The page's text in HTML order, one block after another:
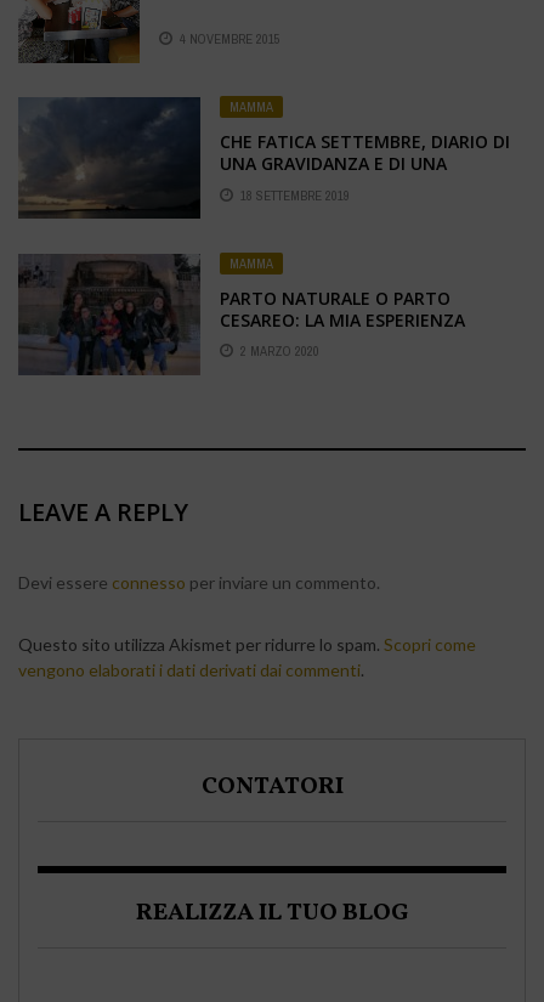
4 NOVEMBRE 2015
MAMMA
CHE FATICA SETTEMBRE, DIARIO DI
UNA GRAVIDANZA E DI UNA
VACANZA.
18 SETTEMBRE 2019
MAMMA
PARTO NATURALE O PARTO
CESAREO: LA MIA ESPERIENZA
2 MARZO 2020
LEAVE A REPLY
Devi essere connesso per inviare un commento.
Questo sito utilizza Akismet per ridurre lo spam. Scopri come
vengono elaborati i dati derivati dai commenti.
CONTATORI
REALIZZA IL TUO BLOG